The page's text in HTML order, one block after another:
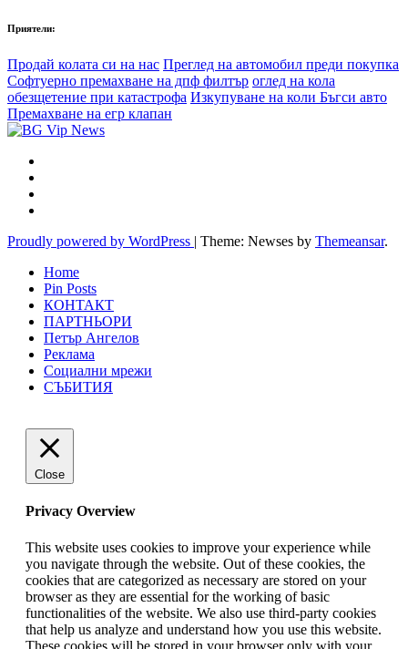
Приятели:
Продай колата си на нас Преглед на автомобил преди покупка
Софтуерно премахване на дпф филтър оглед на кола
обезщетение при катастрофа Изкупуване на коли Бъгси авто
Премахване на егр клапан
Proudly powered by WordPress | Theme: Newses by Themeansar.
Home
Pin Posts
КОНТАКТ
ПАРТНЬОРИ
Петър Ангелов
Реклама
Социални мрежи
СЪБИТИЯ
Close
Privacy Overview
This website uses cookies to improve your experience while
you navigate through the website. Out of these cookies, the
cookies that are categorized as necessary are stored on your
browser as they are essential for the working of basic
functionalities of the website. We also use third-party cookies
that help us analyze and understand how you use this website.
These cookies will be stored in your browser only with your